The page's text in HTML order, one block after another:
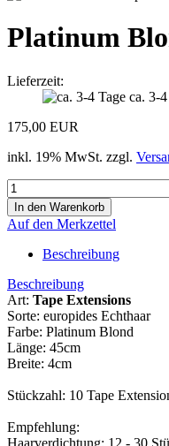
Platinum
Lieferzeit:
ca. 3-
175,00 EUR
inkl. 19% MwSt. zzgl.
Auf den Merkzettel
Beschreibung
Beschreibung
Art: Tape Extensions
Sorte: europides Echthaar
Farbe: Platinum Blond
Länge: 45cm
Breite: 4cm
Stückzahl: 10 Tape
Empfehlung:
Haarverdichtung: 12 - 30